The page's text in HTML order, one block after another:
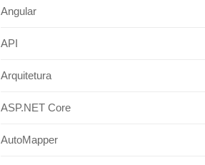
Angular
API
Arquitetura
ASP.NET Core
AutoMapper